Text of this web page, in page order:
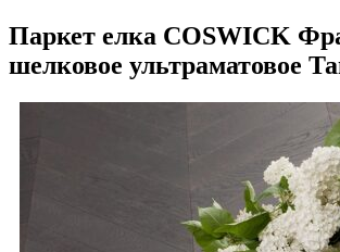
Паркет елка COSWICK
шелковое ультраматовое